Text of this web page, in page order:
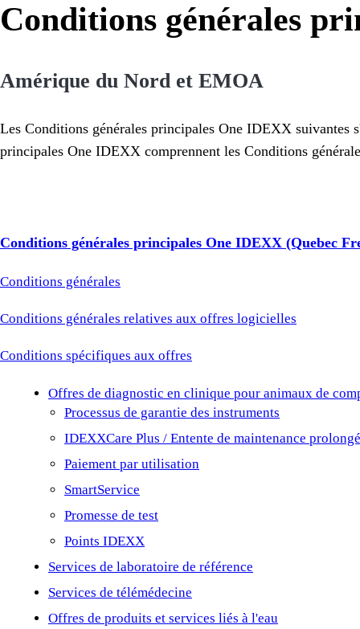
Conditions générales
Amérique du Nord et EMOA
Les Conditions générales principales One IDEXX
principales One IDEXX comprennent les Conditions
Conditions générales principales One IDEXX (Quebec
Conditions générales
Conditions générales relatives aux offres logicielles
Conditions spécifiques aux offres
Offres de diagnostic en clinique pour animaux de
Processus de garantie des instruments
IDEXXCare Plus / Entente de maintenance
Paiement par utilisation
SmartService
Promesse de test
Points IDEXX
Services de laboratoire de référence
Services de télémédecine
Offres de produits et services liés à l'eau